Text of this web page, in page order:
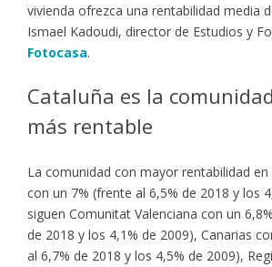
vivienda ofrezca una rentabilidad media
Ismael Kadoudi, director de Estudios y
Fotocasa.
Cataluña es la
más rentable
La comunidad con mayor rentabilidad en
con un 7% (frente al 6,5% de 2018 y los
siguen Comunitat Valenciana con un
de 2018 y los 4,1% de 2009), Canarias
al 6,7% de 2018 y los 4,5% de 2009),